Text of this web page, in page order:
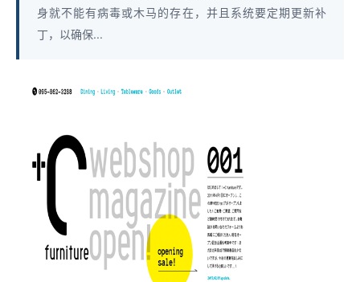
身就不能有病毒或木马的存在，并且系统要定期更新补
丁，以确保...